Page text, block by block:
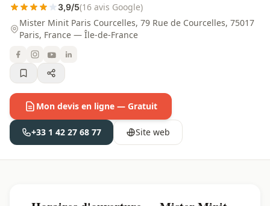
3,9/5(16 avis Google)
Mister Minit Paris Courcelles, 79 Rue de Courcelles, 75017
Paris, France — Île-de-France
Mon devis en ligne — Gratuit
+33 1 42 27 68 77 Site web